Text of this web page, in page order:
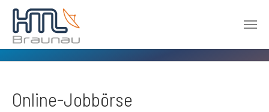
Online-Jobbörse